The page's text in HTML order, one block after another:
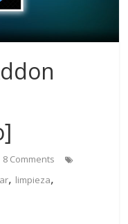
8 Comments
, limpieza,